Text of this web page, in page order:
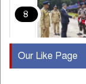
৪
৫
Our Like Page